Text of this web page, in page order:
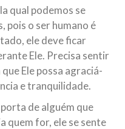
do Irã, Sr. Kamal
qual podemos se
pois o ser humano é
ele deve ficar
Ele. Precisa sentir
Ele possa agraciá-
e tranquilidade.
de alguém que
quem for, ele se sente